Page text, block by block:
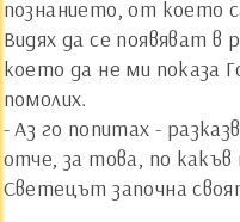
познанието, от което
Видях да се появяват в
което да не ми показа
помолих.
- Аз го попитах -
отче, за това, по
Светецът започна